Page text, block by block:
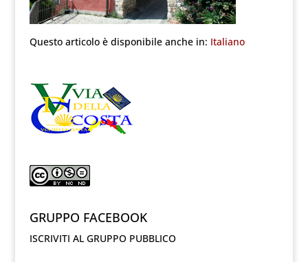
Questo articolo è disponibile anche in: Italiano
GRUPPO FACEBOOK
ISCRIVITI AL GRUPPO PUBBLICO